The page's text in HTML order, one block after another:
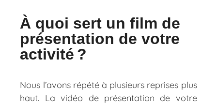
À quoi sert un film de
présentation de votre
activité ?
Nous l’avons répété à plusieurs reprises plus
haut. La vidéo de présentation de votre